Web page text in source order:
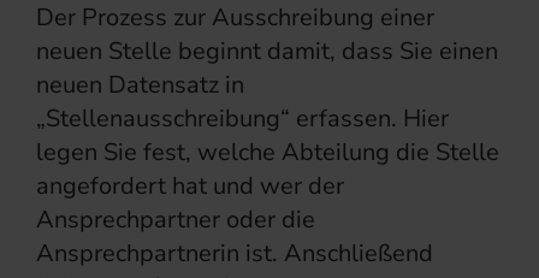
Der Prozess zur Ausschreibung einer
neuen Stelle beginnt damit, dass Sie einen
neuen Datensatz in
„Stellenausschreibung“ erfassen. Hier
legen Sie fest, welche Abteilung die Stelle
angefordert hat und wer der
Ansprechpartner oder die
Ansprechpartnerin ist. Anschließend